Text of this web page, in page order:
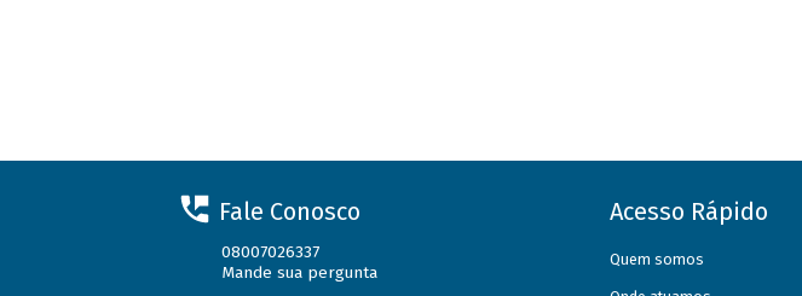
Fale Conosco
08007026337
Mande sua pergunta
Acesso Rápido
Quem somos